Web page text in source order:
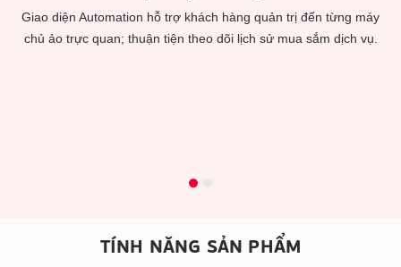
Giao diện Automation hỗ trợ khách hàng quản trị đến từng máy
chủ ảo trực quan; thuận tiện theo dõi lịch sử mua sắm dịch vụ.
TÍNH NĂNG SẢN PHẨM